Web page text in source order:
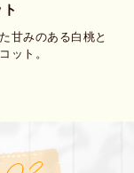
甘みのある白桃と
ット。